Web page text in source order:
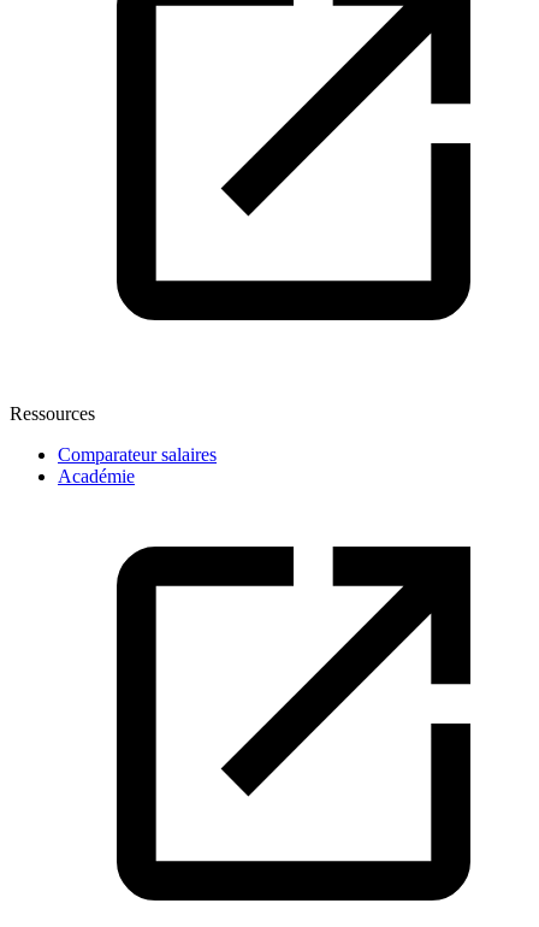
Ressources
Comparateur salaires
Académie